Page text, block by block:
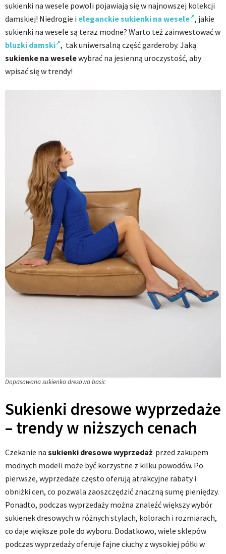
sukienki na wesele powoli pojawiają się w najnowszej kolekcji
damskiej! Niedrogie i eleganckie sukienki na wesele , jakie
sukienki na wesele są teraz modne? Warto też zainwestować w
bluzki damski , tak uniwersalną część garderoby. Jaką
sukienke na weselewybrać na jesienną uroczystość, aby
wpisać się w trendy!
Dopasowana sukienka dresowa basic
Sukienki dresowe wyprzedaże
– trendy w niższych cenach
Czekanie na sukienki dresowe wyprzedaż przed zakupem
modnych modeli może być korzystne z kilku powodów. Po
pierwsze, wyprzedaże często oferują atrakcyjne rabaty i
obniżki cen, co pozwala zaoszczędzić znaczną sumę pieniędzy.
Ponadto, podczas wyprzedaży można znaleźć większy wybór
sukienek dresowych w różnych stylach, kolorach i rozmiarach,
co daje większe pole do wyboru. Dodatkowo, wiele sklepów
podczas wyprzedaży oferuje fajne ciuchy z wysokiej półki w